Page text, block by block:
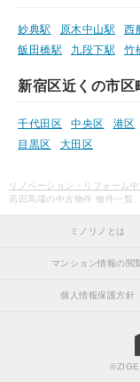
妙典駅 原木中山駅 西
飯田橋駅
九段下駅 竹
新宿区近くの市
千代田区 中央区 港区
目黒区
大田区
リノベーション・リフォーム
高田馬場の中古物件 物件一覧
ミノリノとは
マンション情報の閲
個人情報保護方針
©